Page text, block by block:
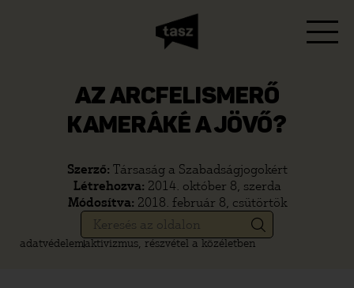
AZ ARCFELISMERŐ
KAMERÁKÉ A JÖVŐ?
Szerző: Társaság a Szabadságjogokért
Létrehozva: 2014. október 8, szerda
Módosítva: 2018. február 8, csütörtök
adatvédelemaktivizmus, részvétel a közéletben